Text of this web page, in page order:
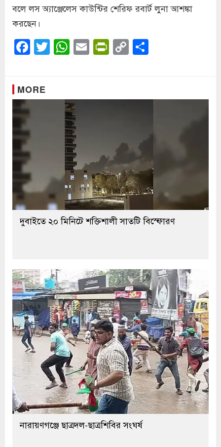
বলে লস অ্যাঞ্জেলেস কাউন্টির শেরিফ রবার্ট লুনা আশঙ্কা
করছেন।
Facebook
Twitter
WhatsApp
EmailPrintFriendly
Copy
Link
MORE
দুবাইতে ২০ মিনিটে শক্তিশালী সাতটি বিস্ফোরণ
নারায়ণগঞ্জে ছাত্রদল-ছাত্রশিবির সংঘর্ষ